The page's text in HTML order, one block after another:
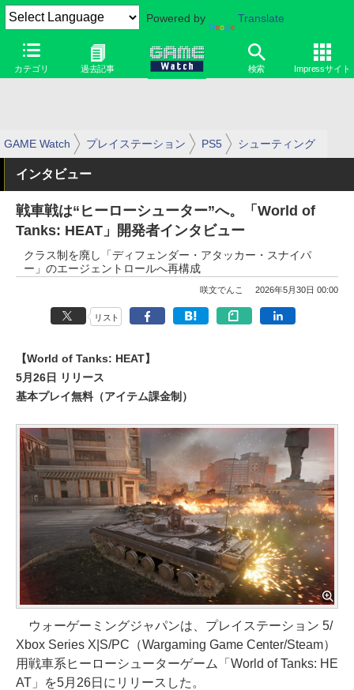
Powered by Translate
カテゴリ 過去記事 検索 Impressサイト
GAME Watch プレイステーション PS5 シューティング
インタビュー
戦車戦は“ヒーローシューター”へ。「World of
Tanks: HEAT」開発者インタビュー
クラス制を廃し「ディフェンダー・アタッカー・スナイパ
ー」のエージェントロールへ再構成
咲文でんこ 2026年5月30日 00:00
リスト
【World of Tanks: HEAT】
5月26日 リリース
基本プレイ無料（アイテム課金制）
ウォーゲーミングジャパンは、プレイステーション 5/
Xbox Series X|S/PC（Wargaming Game Center/Steam）
用戦車系ヒーローシューターゲーム「World of Tanks: HE
AT」を5月26日にリリースした。